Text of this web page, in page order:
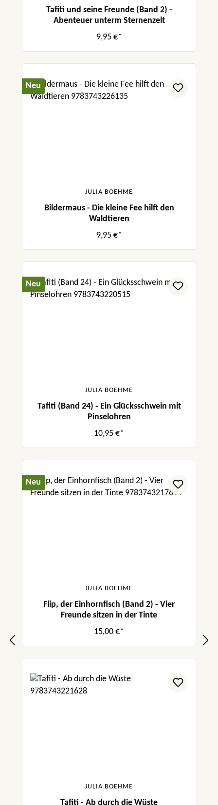
Tafiti und seine Freunde (Band 2) -
Abenteuer unterm Sternenzelt
9,95 €*
Neu
JULIA BOEHME
Bildermaus - Die kleine Fee hilft den
Waldtieren
9,95 €*
Neu
JULIA BOEHME
Tafiti (Band 24) - Ein Glücksschwein mit
Pinselohren
10,95 €*
Neu
JULIA BOEHME
Flip, der Einhornfisch (Band 2) - Vier
Freunde sitzen in der Tinte
15,00 €*
JULIA BOEHME
Tafiti - Ab durch die Wüste